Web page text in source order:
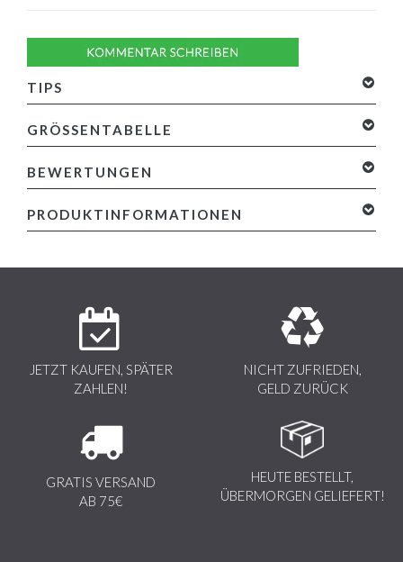
TIPS
GRÖSSENTABELLE
BEWERTUNGEN
hinzufügen
PRODUKTINFORMATIONEN
-Farbe: Siehe Abbildung
-Material: 100% Baumwolle
-Passen: slim-fit
-Muster: Nicht Bedruckt
-Abteilung: Herren
-Waschanleitung: Maschinenwäsche 30 Grad
JETZT KAUFEN, SPÄTER
ZAHLEN!
NICHT ZUFRIEDEN,
GELD ZURÜCK
GRATIS VERSAND
AB 75€
HEUTE BESTELLT,
ÜBERMORGEN GELIEFERT!